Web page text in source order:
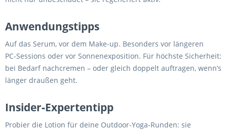
Anwendungstipps
Auf das Serum, vor dem Make‑up. Besonders vor längeren
PC‑Sessions oder vor Sonnenexposition. Für höchste Sicherheit:
bei Bedarf nachcremen – oder gleich doppelt auftragen, wenn’s
länger draußen geht.
Insider‑Expertentipp
Probier die Lotion für deine Outdoor‑Yoga‑Runden: sie